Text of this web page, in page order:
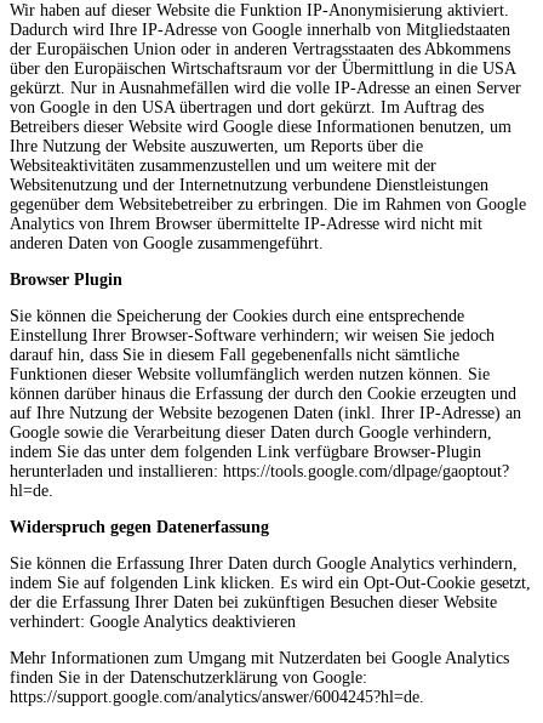
Wir haben auf dieser Website die Funktion IP-Anonymisierung aktiviert.
Dadurch wird Ihre IP-Adresse von Google innerhalb von Mitgliedstaaten
der Europäischen Union oder in anderen Vertragsstaaten des Abkommens
über den Europäischen Wirtschaftsraum vor der Übermittlung in die USA
gekürzt. Nur in Ausnahmefällen wird die volle IP-Adresse an einen Server
von Google in den USA übertragen und dort gekürzt. Im Auftrag des
Betreibers dieser Website wird Google diese Informationen benutzen, um
Ihre Nutzung der Website auszuwerten, um Reports über die
Websiteaktivitäten zusammenzustellen und um weitere mit der
Websitenutzung und der Internetnutzung verbundene Dienstleistungen
gegenüber dem Websitebetreiber zu erbringen. Die im Rahmen von Google
Analytics von Ihrem Browser übermittelte IP-Adresse wird nicht mit
anderen Daten von Google zusammengeführt.
Browser Plugin
Sie können die Speicherung der Cookies durch eine entsprechende
Einstellung Ihrer Browser-Software verhindern; wir weisen Sie jedoch
darauf hin, dass Sie in diesem Fall gegebenenfalls nicht sämtliche
Funktionen dieser Website vollumfänglich werden nutzen können. Sie
können darüber hinaus die Erfassung der durch den Cookie erzeugten und
auf Ihre Nutzung der Website bezogenen Daten (inkl. Ihrer IP-Adresse) an
Google sowie die Verarbeitung dieser Daten durch Google verhindern,
indem Sie das unter dem folgenden Link verfügbare Browser-Plugin
herunterladen und installieren: https://tools.google.com/dlpage/gaoptout?
hl=de.
Widerspruch gegen Datenerfassung
Sie können die Erfassung Ihrer Daten durch Google Analytics verhindern,
indem Sie auf folgenden Link klicken. Es wird ein Opt-Out-Cookie gesetzt,
der die Erfassung Ihrer Daten bei zukünftigen Besuchen dieser Website
verhindert: Google Analytics deaktivieren
Mehr Informationen zum Umgang mit Nutzerdaten bei Google Analytics
finden Sie in der Datenschutzerklärung von Google:
https://support.google.com/analytics/answer/6004245?hl=de.